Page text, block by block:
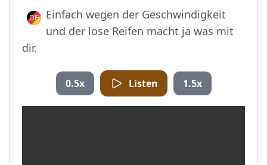
Einfach wegen der Geschwindigkeit
und der lose Reifen macht ja was mit
dir.
0.5x Listen 1.5x